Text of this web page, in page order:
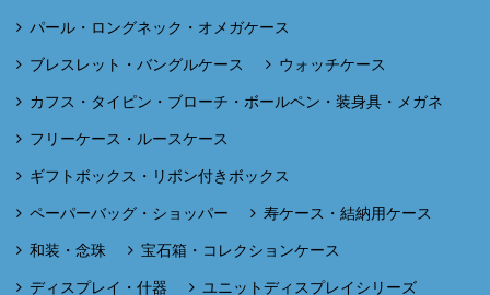
パール・ロングネック・オメガケース
ブレスレット・バングルケース ウォッチケース
カフス・タイピン・ブローチ・ボールペン・装身具・メガネ
フリーケース・ルースケース
ギフトボックス・リボン付きボックス
ペーパーバッグ・ショッパー 寿ケース・結納用ケース
和装・念珠 宝石箱・コレクションケース
ディスプレイ・什器 ユニットディスプレイシリーズ